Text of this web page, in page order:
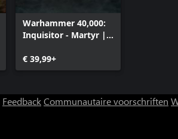
Warhammer 40,000:
Inquisitor - Martyr |
€ 39,99+
FeedbackCommunautaire voorschriften